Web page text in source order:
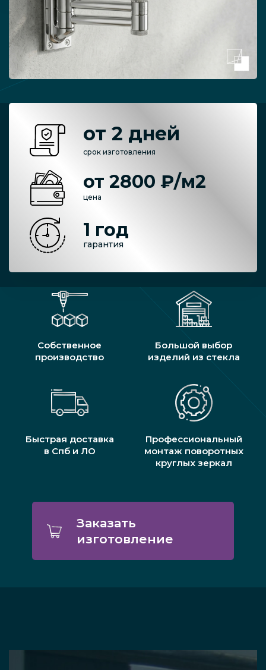
от 2 дней
срок изготовления
от 2800 ₽/м2
цена
1 год
гарантия
Собственное
производство
Большой выбор
изделий из стекла
Быстрая доставка
в Спб и ЛО
Профессиональный
монтаж поворотных
круглых зеркал
Заказать
изготовление